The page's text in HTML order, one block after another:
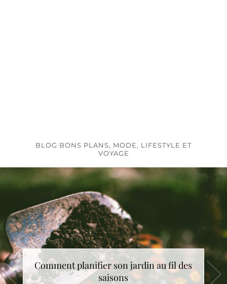
BLOG BONS PLANS, MODE, LIFESTYLE ET
VOYAGE
Comment planifier son jardin au fil des
saisons
Comment choisir le cadeau de Noël idéal
?